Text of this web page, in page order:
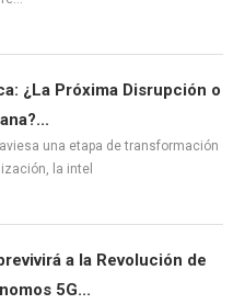
¿La Próxima Disrupción o
una etapa de transformación
la intel
a la Revolución de
5G...